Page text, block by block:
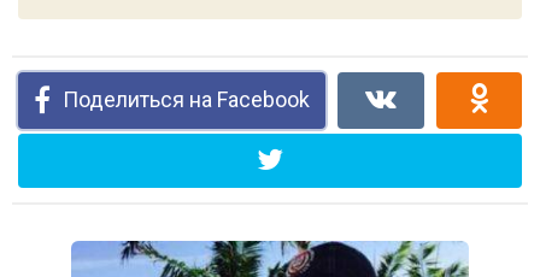
Поделиться на Facebook